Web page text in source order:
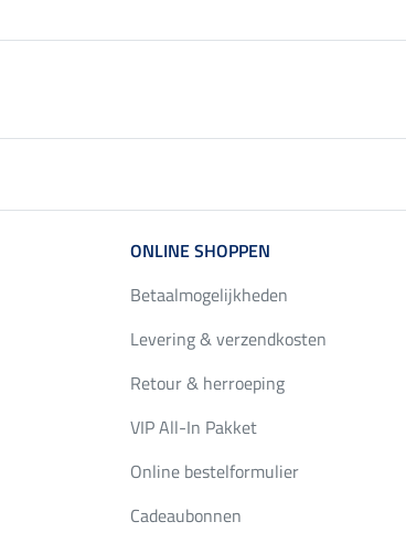
ONLINE SHOPPEN
Betaalmogelijkheden
Levering & verzendkosten
Retour & herroeping
VIP All-In Pakket
Online bestelformulier
Cadeaubonnen